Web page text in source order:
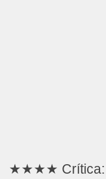
★★★★ Crítica: